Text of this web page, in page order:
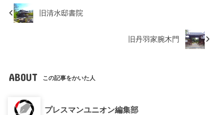
旧清水邸書院
旧丹羽家腕木門
ABOUT この記事をかいた人
プレスマンユニオン編集部